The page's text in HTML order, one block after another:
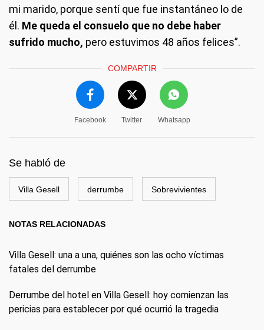
mi marido, porque sentí que fue instantáneo lo de
él. Me queda el consuelo que no debe haber
sufrido mucho, pero estuvimos 48 años felices”.
COMPARTIR
Facebook Twitter Whatsapp
Se habló de
Villa Gesell derrumbe Sobrevivientes
NOTAS RELACIONADAS
Villa Gesell: una a una, quiénes son las ocho víctimas
fatales del derrumbe
Derrumbe del hotel en Villa Gesell: hoy comienzan las
pericias para establecer por qué ocurrió la tragedia